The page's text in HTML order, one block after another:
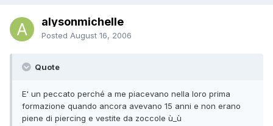
alysonmichelle
Posted August 16, 2006
Quote
E' un peccato perché a me piacevano nella loro prima
formazione quando ancora avevano 15 anni e non erano
piene di piercing e vestite da zoccole ù_ù